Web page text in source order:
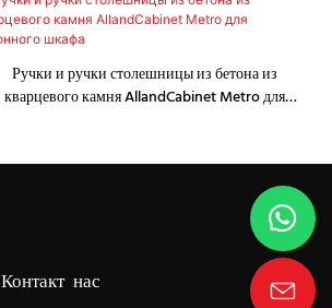
Ручки и ручки столешницы из бетона из
кварцевого камня AllandCabinet Metro для
Контакт нас